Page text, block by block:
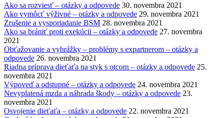
Ako sa rozviesť – otázky a odpovede 30. novembra 2021
Ako vymôcť výživné – otázky a odpovede 29. novembra 2021
Zrušenie a vysporiadanie BSM 28. novembra 2021
Ako sa brániť proti exekúcii – otázky a odpovede 27. novembra
2021
Obťažovanie a vyhrážky – problémy s expartnerom – otázky a
odpovede 26. novembra 2021
Riadna príprava dieťaťa na styk s otcom – otázky a odpovede 25.
novembra 2021
Výpoveď a odstupné – otázky a odpovede 24. novembra 2021
Nevyplatená mzda a náhrada škody – otázky a odpovede 23.
novembra 2021
Osvojenie dieťaťa – otázky a odpovede 22. novembra 2021